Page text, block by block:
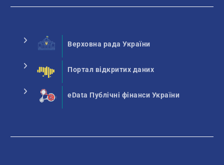
Верховна рада України
Портал відкритих даних
eData Публічні фінанси України